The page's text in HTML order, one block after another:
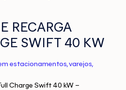
RECARGA
SWIFT 40 KW
estacionamentos, varejos,
Charge Swift 40 kW –